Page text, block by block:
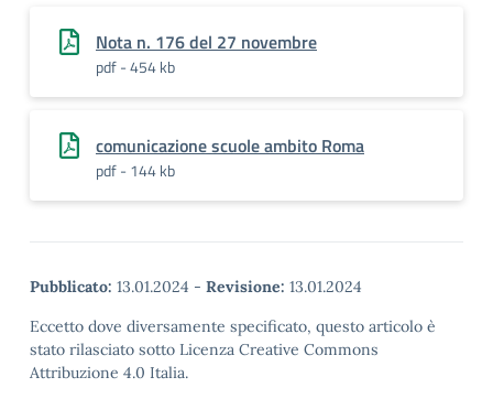
Nota n. 176 del 27 novembre
pdf - 454 kb
comunicazione scuole ambito Roma
pdf - 144 kb
Pubblicato: 13.01.2024 - Revisione: 13.01.2024
Eccetto dove diversamente specificato, questo articolo è
stato rilasciato sotto Licenza Creative Commons
Attribuzione 4.0 Italia.